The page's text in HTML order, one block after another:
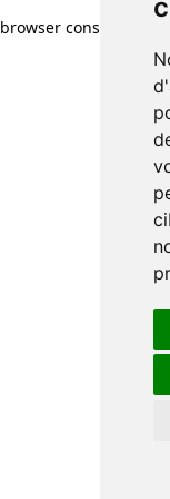
browser console for